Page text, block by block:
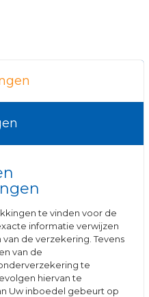
te vinden voor de
informatie verwijzen
de verzekering. Tevens
van de
te
hiervan te
Uw inboedel gebeurt op